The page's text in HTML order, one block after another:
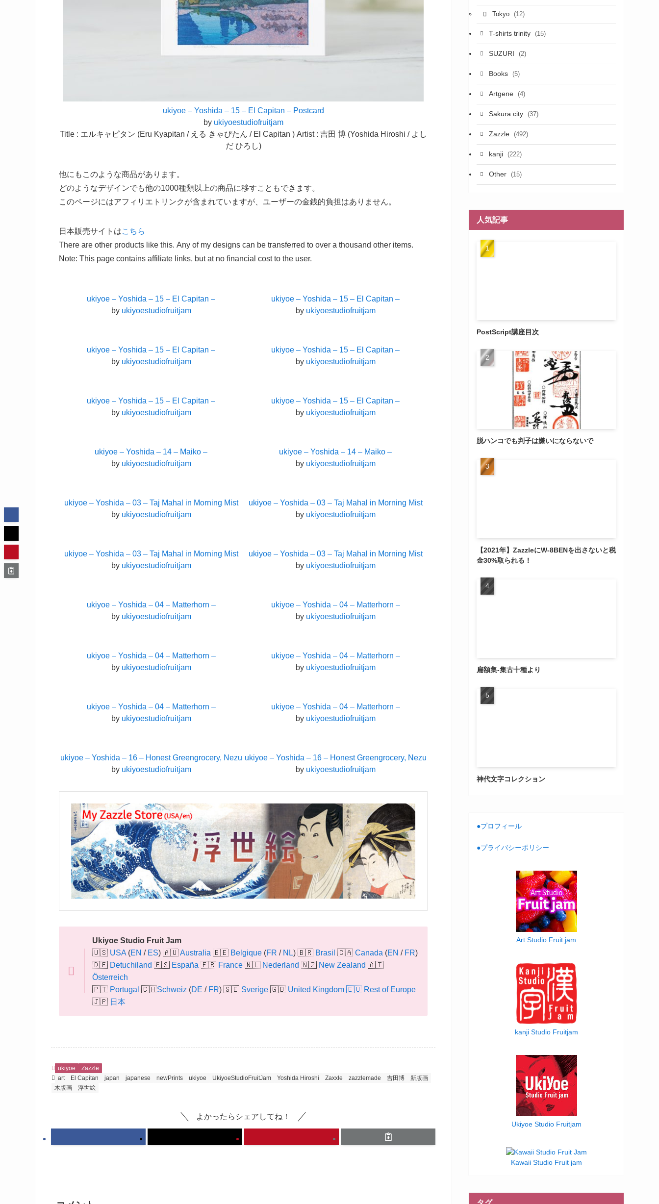
ukiyoe – Yoshida – 15 – El Capitan – Postcard
by ukiyoestudiofruitjam
Title : エルキャピタン (Eru Kyapitan / える きゃぴたん / El Capitan ) Artist : 吉田 博 (Yoshida Hiroshi / よし
だ ひろし)
他にもこのような商品があります。
どのようなデザインでも他の1000種類以上の商品に移すこともできます。
このページにはアフィリエトリンクが含まれていますが、ユーザーの金銭的負担はありません。
日本販売サイトはこちら
There are other products like this. Any of my designs can be transferred to over a thousand other items.
Note: This page contains affiliate links, but at no financial cost to the user.
ukiyoe – Yoshida – 15 – El Capitan –
by ukiyoestudiofruitjam
ukiyoe – Yoshida – 15 – El Capitan –
by ukiyoestudiofruitjam
ukiyoe – Yoshida – 15 – El Capitan –
by ukiyoestudiofruitjam
ukiyoe – Yoshida – 15 – El Capitan –
by ukiyoestudiofruitjam
ukiyoe – Yoshida – 15 – El Capitan –
by ukiyoestudiofruitjam
ukiyoe – Yoshida – 15 – El Capitan –
by ukiyoestudiofruitjam
ukiyoe – Yoshida – 14 – Maiko –
by ukiyoestudiofruitjam
ukiyoe – Yoshida – 14 – Maiko –
by ukiyoestudiofruitjam
ukiyoe – Yoshida – 03 – Taj Mahal in Morning Mist
by ukiyoestudiofruitjam
ukiyoe – Yoshida – 03 – Taj Mahal in Morning Mist
by ukiyoestudiofruitjam
ukiyoe – Yoshida – 03 – Taj Mahal in Morning Mist
by ukiyoestudiofruitjam
ukiyoe – Yoshida – 03 – Taj Mahal in Morning Mist
by ukiyoestudiofruitjam
ukiyoe – Yoshida – 04 – Matterhorn –
by ukiyoestudiofruitjam
ukiyoe – Yoshida – 04 – Matterhorn –
by ukiyoestudiofruitjam
ukiyoe – Yoshida – 04 – Matterhorn –
by ukiyoestudiofruitjam
ukiyoe – Yoshida – 04 – Matterhorn –
by ukiyoestudiofruitjam
ukiyoe – Yoshida – 04 – Matterhorn –
by ukiyoestudiofruitjam
ukiyoe – Yoshida – 04 – Matterhorn –
by ukiyoestudiofruitjam
ukiyoe – Yoshida – 16 – Honest Greengrocery, Nezu
by ukiyoestudiofruitjam
ukiyoe – Yoshida – 16 – Honest Greengrocery, Nezu
by ukiyoestudiofruitjam
Ukiyoe Studio Fruit Jam
🇺🇸 USA(EN / ES) 🇦🇺Australia 🇧🇪 Belgique (FR / NL) 🇧🇷 Brasil 🇨🇦 Canada (EN / FR)
🇩🇪 Detuchiland 🇪🇸 España 🇫🇷 France 🇳🇱 Nederland 🇳🇿 New Zealand 🇦🇹
Österreich
🇵🇹 Portugal 🇨🇭Schweiz (DE / FR) 🇸🇪 Sverige 🇬🇧 United Kingdom 🇪🇺 Rest of Europe
🇯🇵 日本
ukiyoe
Zazzle
art
El Capitan japan japanese newPrints ukiyoe UkiyoeStudioFruitJam Yoshida Hiroshi Zaxxle zazzlemade 吉田博
新版画
木版画
浮世絵
よかったらシェアしてね！
Tokyo (12)
T-shirts trinity (15)
SUZURI (2)
Books (5)
Artgene (4)
Sakura city (37)
Zazzle (492)
kanji (222)
Other (15)
人気記事
PostScript講座目次
脱ハンコでも判子は嫌いにならないで
【2021年】ZazzleにW-8BENを出さないと税
金30%取られる！
扁額集-集古十種より
神代文字コレクション
●プロフィール
●プライバシーポリシー
Art Studio Fruit jam
kanji Studio Fruitjam
Ukiyoe Studio Fruitjam
Kawaii Studio Fruit jam